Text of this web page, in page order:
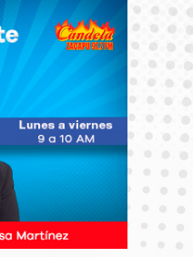
Música 91.7FM
103.9 FM